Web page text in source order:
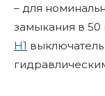
– для
замыкания в 50
H1